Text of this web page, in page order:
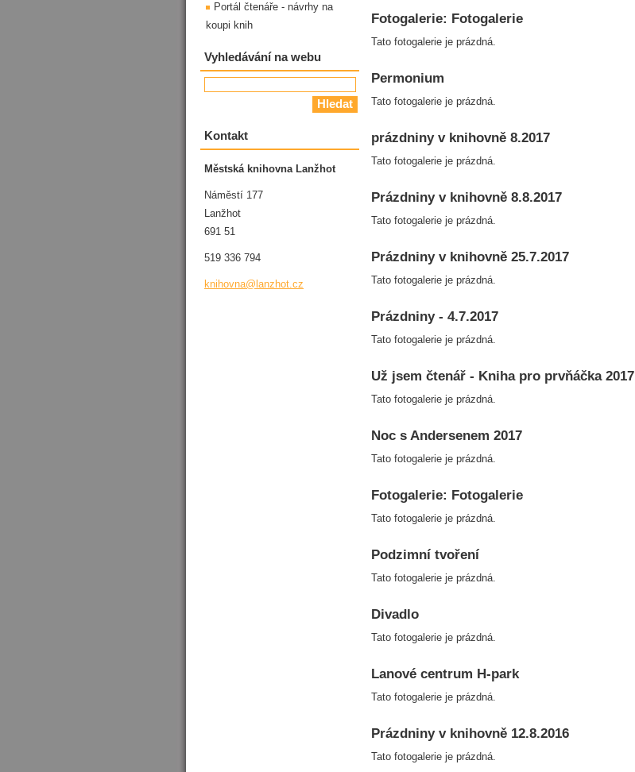
Fotogalerie: Fotogalerie
Tato fotogalerie je prázdná.
Permonium
Tato fotogalerie je prázdná.
prázdniny v knihovně 8.2017
Tato fotogalerie je prázdná.
Prázdniny v knihovně 8.8.2017
Tato fotogalerie je prázdná.
Prázdniny v knihovně 25.7.2017
Tato fotogalerie je prázdná.
Prázdniny - 4.7.2017
Tato fotogalerie je prázdná.
Už jsem čtenář - Kniha pro prvňáčka 2017
Tato fotogalerie je prázdná.
Noc s Andersenem 2017
Tato fotogalerie je prázdná.
Fotogalerie: Fotogalerie
Tato fotogalerie je prázdná.
Podzimní tvoření
Tato fotogalerie je prázdná.
Divadlo
Tato fotogalerie je prázdná.
Lanové centrum H-park
Tato fotogalerie je prázdná.
Prázdniny v knihovně 12.8.2016
Tato fotogalerie je prázdná.
Portál čtenáře - návrhy na
koupi knih
Vyhledávání na webu
Kontakt
Městská knihovna Lanžhot
Náměstí 177
Lanžhot
691 51
519 336 794
knihovna@lanzhot.cz